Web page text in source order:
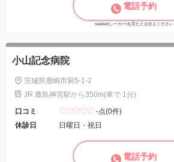
電話予約
seeker(シーカー)を見たとお伝えください
小山記念病院
茨城県鹿嶋市厨5-1-2
JR 鹿島神宮駅から350m(車で 1分)
口コミ
-点(0件)
休診日
日曜日・祝日
電話予約